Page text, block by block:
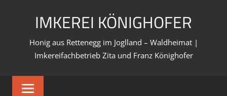
IMKEREI KÖNIGHOFER
Honig aus Rettenegg im Joglland – Waldheimat |
Imkereifachbetrieb Zita und Franz Könighofer